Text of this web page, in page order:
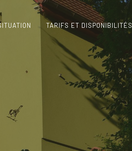
TARIFS ET DISPONIBILITÉS